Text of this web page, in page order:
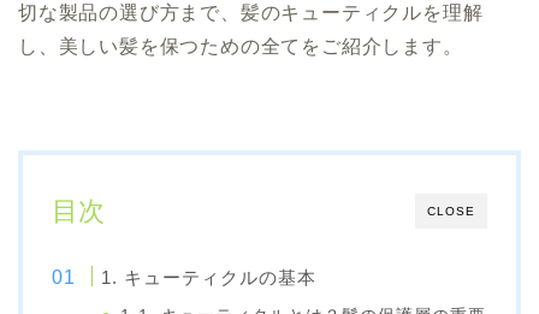
切な製品の選び方まで、髪のキューティクルを理解
し、美しい髪を保つための全てをご紹介します。
CLOSE
目次
1. キューティクルの基本